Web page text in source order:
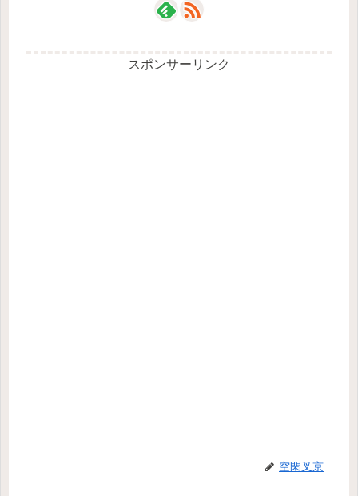
スポンサーリンク
空閑叉京